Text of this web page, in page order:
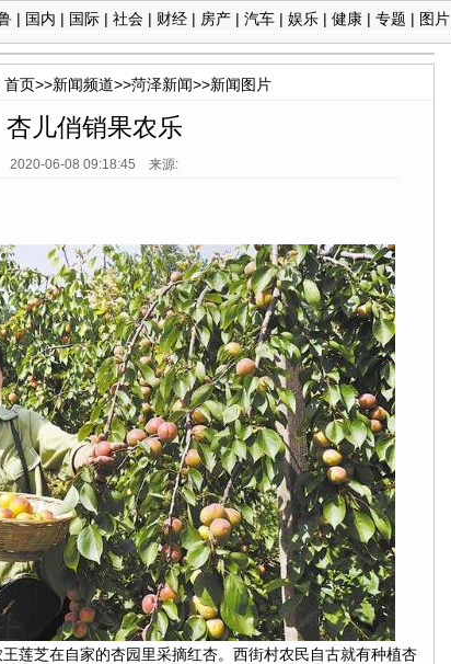
| 国内 | 国际 | 社会 | 财经 | 房产 | 汽车 | 娱乐 | 健康 | 专题 | 图片
首页>>新闻频道>>菏泽新闻>>新闻图片
杏儿俏销果农乐
2020-06-08 09:18:45 来源:
莲芝在自家的杏园里采摘红杏。西街村农民自古就有种植杏